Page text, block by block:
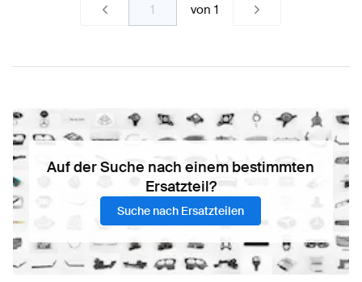
von1
Auf der Suche nach einem bestimmten
Ersatzteil?
Suche nach Ersatzteilen